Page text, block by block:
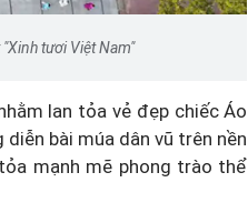
tươi Việt Nam"
lan tỏa vẻ đẹp chiếc Áo
bài múa dân vũ trên nền
mạnh mẽ phong trào thể
điện tử